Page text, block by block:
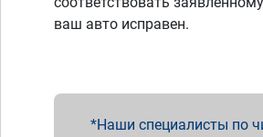
ваш авто исправен.
Наши специалисты по